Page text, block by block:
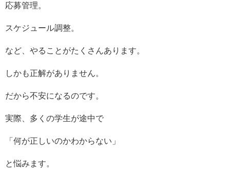
応募管理。
スケジュール調整。
など、やることがたくさんあります。
しかも正解がありません。
だから不安になるのです。
実際、多くの学生が途中で
「何が正しいのかわからない」
と悩みます。